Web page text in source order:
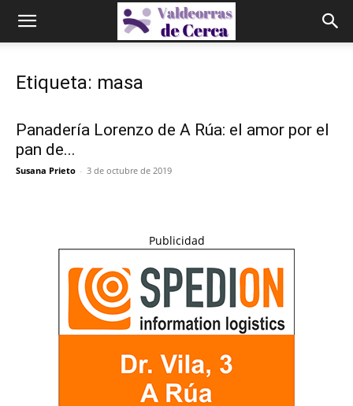
Etiqueta: masa
Panadería Lorenzo de A Rúa: el amor por el
pan de...
Susana Prieto - 3 de octubre de 2019
Publicidad